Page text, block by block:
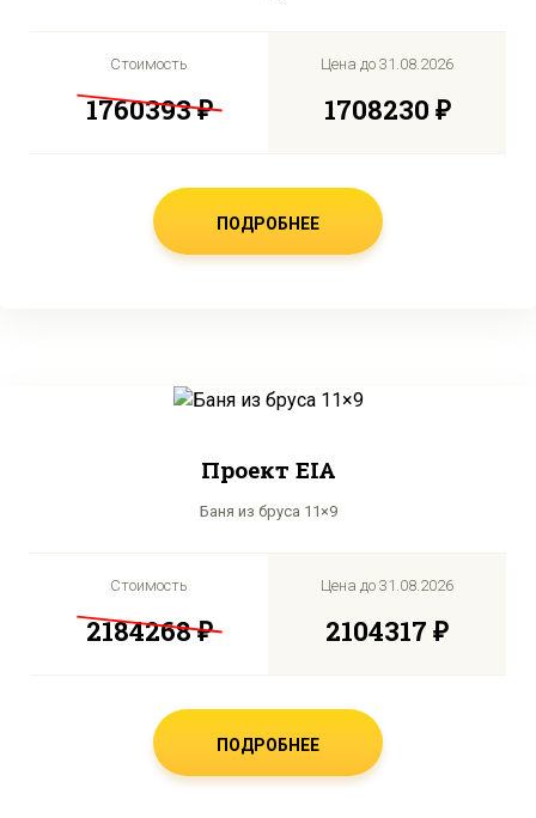
Стоимость
1760393 ₽
Цена до 31.08.2026
1708230 ₽
ПОДРОБНЕЕ
Проект EIA
Баня из бруса 11×9
Стоимость
2184268 ₽
Цена до 31.08.2026
2104317 ₽
ПОДРОБНЕЕ